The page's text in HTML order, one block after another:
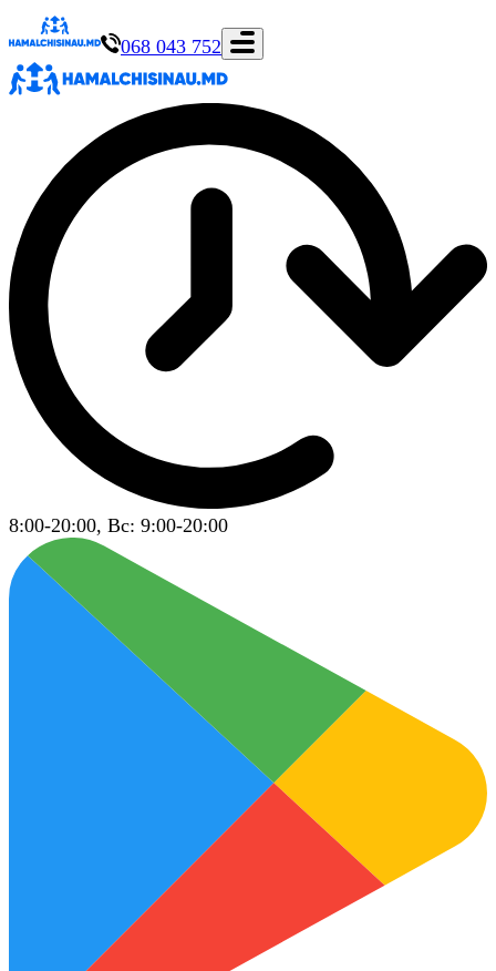
068 043 752
8:00-20:00, Вс: 9:00-20:00